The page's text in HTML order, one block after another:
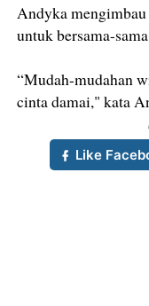
Andyka
untuk bersama-
“Mudah-mudahan
cinta damai," kata
Like